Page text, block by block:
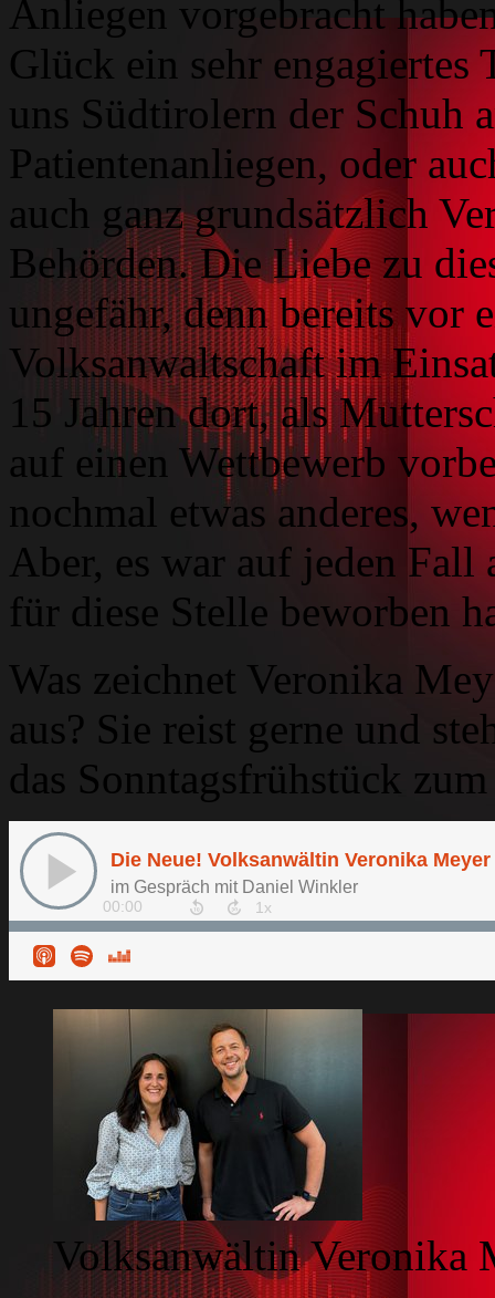
Anliegen vorgebracht
Glück ein sehr engagiertes
uns Südtirolern der Schuh
Patientenanliegen, oder
auch ganz grundsätzlich
Behörden. Die Liebe zu
ungefähr, denn bereits vor
Volksanwaltschaft im
15 Jahren dort, als
auf einen Wettbewerb
nochmal etwas anderes,
Aber, es war auf jeden
für diese Stelle beworben
Was zeichnet Veronika
aus? Sie reist gerne und
das Sonntagsfrühstück
Volksanwältin Veronika